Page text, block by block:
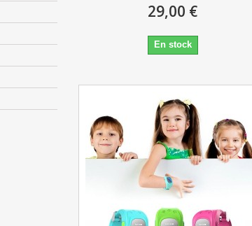
29,00 €
En stock